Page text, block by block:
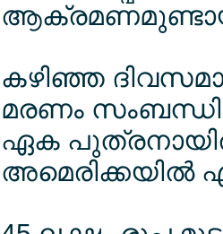
കഴിഞ്ഞ
മരണം
ഏക
അമെരിക്കയില്‍